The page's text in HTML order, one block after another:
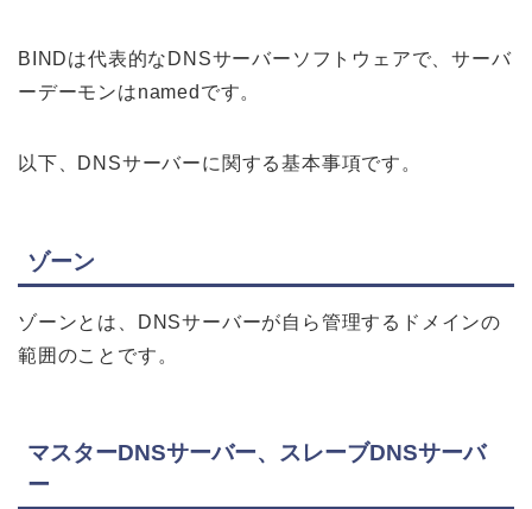
BINDは代表的なDNSサーバーソフトウェアで、サーバ
ーデーモンはnamedです。
以下、DNSサーバーに関する基本事項です。
ゾーン
ゾーンとは、DNSサーバーが自ら管理するドメインの
範囲のことです。
マスターDNSサーバー、スレーブDNSサーバ
ー